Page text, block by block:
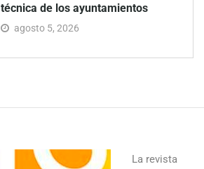
técnica de los ayuntamientos
agosto 5, 2026
La revista